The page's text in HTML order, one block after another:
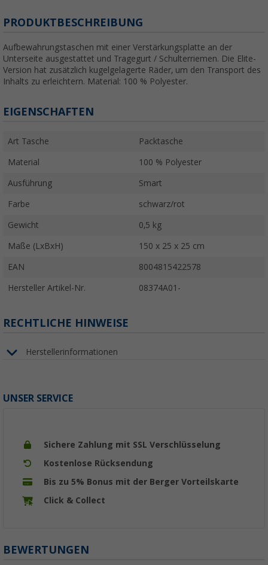
PRODUKTBESCHREIBUNG
Aufbewahrungstaschen mit einer Verstärkungsplatte an der
Unterseite ausgestattet und Tragegurt / Schulterriemen. Die Elite-
Version hat zusätzlich kugelgelagerte Räder, um den Transport des
Inhalts zu erleichtern. Material: 100 % Polyester.
EIGENSCHAFTEN
Art Tasche Packtasche
Material 100 % Polyester
Ausführung Smart
Farbe schwarz/rot
Gewicht 0,5 kg
Maße (LxBxH) 150 x 25 x 25 cm
EAN 8004815422578
Hersteller Artikel-Nr. 08374A01-
RECHTLICHE HINWEISE
Herstellerinformationen
UNSER SERVICE
Sichere Zahlung mit SSL Verschlüsselung
Kostenlose Rücksendung
Bis zu 5% Bonus mit der Berger Vorteilskarte
Click & Collect
BEWERTUNGEN